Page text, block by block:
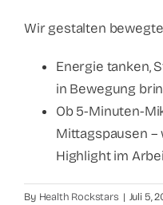
Wir gestalten
Energie tanken,
in Bewegung
Ob 5-Minuten-
Mittagspausen –
Highlight im
By Health Rockstars | Juli 5,